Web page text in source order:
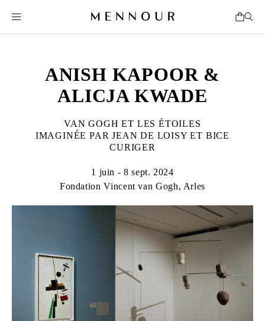
ANISH KAPOOR &
ALICJA KWADE
VAN GOGH ET LES ÉTOILES
IMAGINÉE PAR JEAN DE LOISY ET BICE
CURIGER
1 juin - 8 sept. 2024
Fondation Vincent van Gogh, Arles